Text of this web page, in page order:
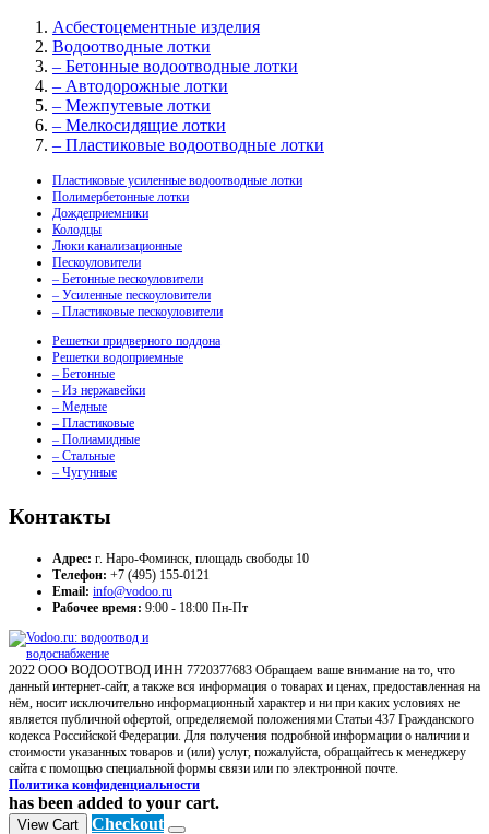
Асбестоцементные изделия
Водоотводные лотки
– Бетонные водоотводные лотки
– Автодорожные лотки
– Межпутевые лотки
– Мелкосидящие лотки
– Пластиковые водоотводные лотки
Пластиковые усиленные водоотводные лотки
Полимербетонные лотки
Дождеприемники
Колодцы
Люки канализационные
Пескоуловители
– Бетонные пескоуловители
– Усиленные пескоуловители
– Пластиковые пескоуловители
Решетки придверного поддона
Решетки водоприемные
– Бетонные
– Из нержавейки
– Медные
– Пластиковые
– Полиамидные
– Стальные
– Чугунные
Контакты
Адрес: г. Наро-Фоминск, площадь свободы 10
Телефон: +7 (495) 155-0121
Email: info@vodoo.ru
Рабочее время: 9:00 - 18:00 Пн-Пт
2022 ООО ВОДООТВОД ИНН 7720377683 Обращаем ваше внимание на то, что
данный интернет-сайт, а также вся информация о товарах и ценах, предоставленная на
нём, носит исключительно информационный характер и ни при каких условиях не
является публичной офертой, определяемой положениями Статьи 437 Гражданского
кодекса Российской Федерации. Для получения подробной информации о наличии и
стоимости указанных товаров и (или) услуг, пожалуйста, обращайтесь к менеджеру
сайта с помощью специальной формы связи или по электронной почте.
Политика конфиденциальности
has been added to your cart.
View Cart Checkout